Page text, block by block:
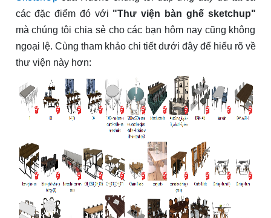
các đặc điểm đó với "Thư viện bàn ghế sketchup"
mà chúng tôi chia sẻ cho các bạn hôm nay cũng không
ngoại lệ. Cùng tham khảo chi tiết dưới đây để hiểu rõ về
thư viện này hơn: